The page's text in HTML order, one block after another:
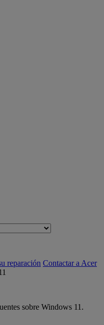
reparación Contactar a Acer
sobre Windows 11.